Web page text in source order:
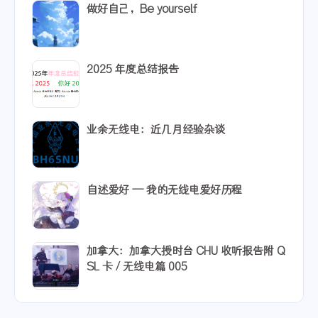
做好自己，Be yourself
2025 年度总结报告
业余无线电：近几月经验杂谈
自述爱好 -- 我的无线电爱好历程
加拿大：加拿大授时台 CHU 收听报告附 Q
SL 卡 / 无线电篇 005